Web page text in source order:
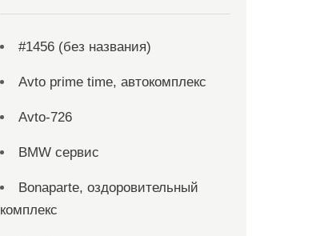
#1456 (без названия)
Avto prime time, автокомплекс
Avto-726
BMW сервис
Bonaparte, оздоровительный
комплекс